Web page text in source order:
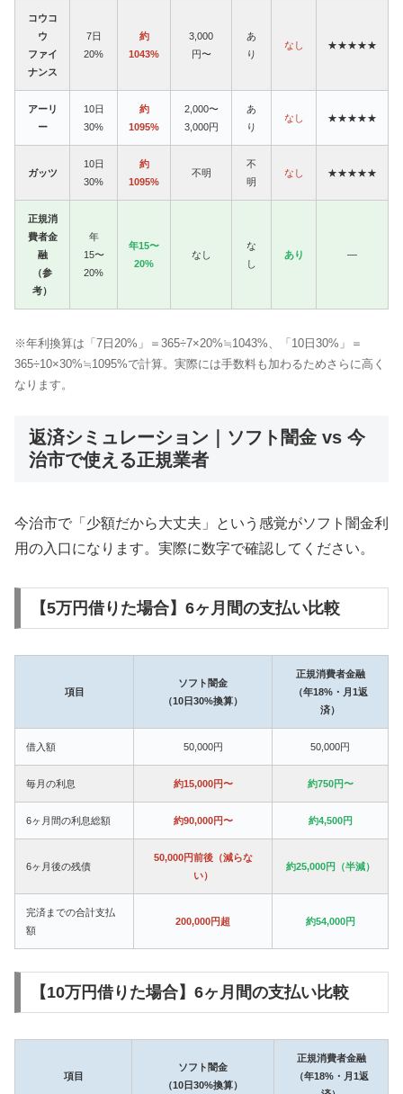
コウコ
ウ
ファイ
ナンス
7日
20%
約
1043%
3,000
円〜
あ
り
なし ★★★★★
アーリ
ー
10日
30%
約
1095%
2,000〜
3,000円
あ
り
なし ★★★★★
ガッツ
10日
30%
約
1095%
不明
不
明
なし ★★★★★
正規消
費者金
融
（参
考）
年
15〜
20%
年15〜
20%
なし
な
し
あり —
※年利換算は「7日20%」＝365÷7×20%≒1043%、「10日30%」＝
365÷10×30%≒1095%で計算。実際には手数料も加わるためさらに高く
なります。
返済シミュレーション｜ソフト闇金 vs 今
治市で使える正規業者
今治市で「少額だから大丈夫」という感覚がソフト闇金利
用の入口になります。実際に数字で確認してください。
【5万円借りた場合】6ヶ月間の支払い比較
項目
ソフト闇金
（10日30%換算）
正規消費者金融
（年18%・月1返
済）
借入額 50,000円 50,000円
毎月の利息 約15,000円〜 約750円〜
6ヶ月間の利息総額 約90,000円〜 約4,500円
6ヶ月後の残債
50,000円前後（減らな
い）
約25,000円（半減）
完済までの合計支払
額
200,000円超 約54,000円
【10万円借りた場合】6ヶ月間の支払い比較
項目
ソフト闇金
（10日30%換算）
正規消費者金融
（年18%・月1返